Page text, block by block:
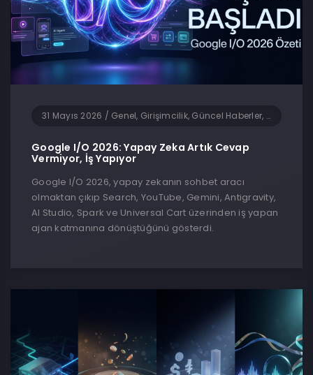
31 Mayıs 2026 / Genel, Girişimcilik, Güncel Haberler, Teknoloji, Yapay Zeka, Yazılım
Google I/O 2026: Yapay Zeka Artık Cevap
Vermiyor, İş Yapıyor
Google I/O 2026, yapay zekanın sohbet aracı
olmaktan çıkıp Search, YouTube, Gemini, Antigravity,
AI Studio, Spark ve Universal Cart üzerinden iş yapan
ajan katmanına dönüştüğünü gösterdi.